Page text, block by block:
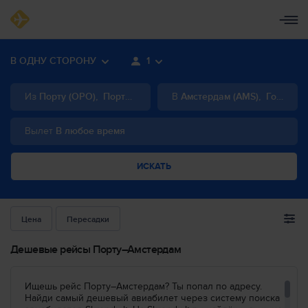
В ОДНУ СТОРОНУ 1
Из Порту (OPO), Португалия В Амстердам (AMS), Голландия
Вылет В любое время
ИСКАТЬ
Цена Пересадки
Дешевые рейсы Порту–Амстердам
Ищешь рейс Порту–Амстердам? Ты попал по адресу.
Найди самый дешевый авиабилет через систему поиска